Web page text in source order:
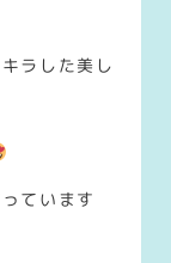
ラした美し
ています